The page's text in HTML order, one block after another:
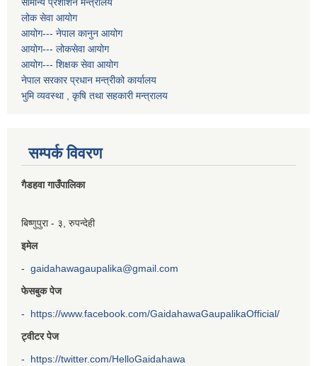
सामान्य प्रशाशन मन्त्रालय
लोक सेवा आयोग
आयोग--- नेपाल कानुन आयोग
आयोग--- लोकसेवा आयोग
आयोग--- शिक्षक सेवा आयोग
नेपाल सरकार प्रधान मन्त्रीको कार्यालय
भुमि व्यवस्था , कृषि तथा सहकारी मन्त्रालय
सम्पर्क विवरण
गैडहवा गाउँपालिका
बिष्णुपुरा - ३, रुपन्देही
इमेल
- gaidahawagaupalika@gmail.com
फेसबुक पेज
- https://www.facebook.com/GaidahawaGaupalikaOfficial/
ट्वीटर पेज
- https://twitter.com/HelloGaidahawa